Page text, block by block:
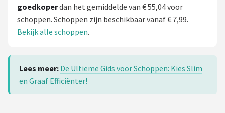
goedkoperdan het gemiddelde van € 55,04 voor
schoppen. Schoppen zijn beschikbaar vanaf € 7,99.
Bekijk alle schoppen.
Lees meer: De Ultieme Gids voor Schoppen: Kies Slim
en Graaf Efficiënter!